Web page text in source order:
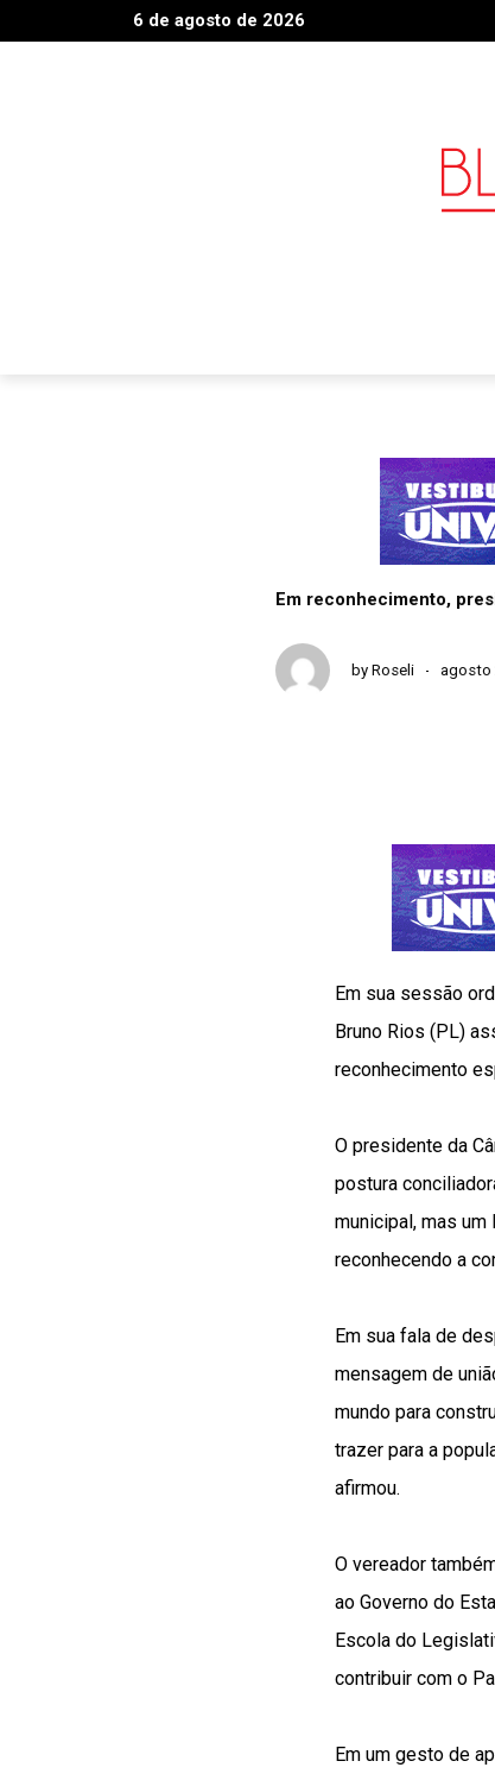
6 de agosto de 2026
Em reconhecimento,
by Roseli agosto
Em sua sessão
Bruno Rios (PL)
reconhecimento
O presidente da
postura
municipal, mas um
reconhecendo a
Em sua fala de
mensagem de
mundo para
trazer para a
afirmou.
O vereador
ao Governo do
Escola do
contribuir com o
Em um gesto de